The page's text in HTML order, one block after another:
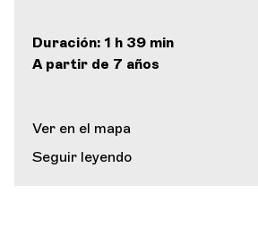
Duración: 1 h 39 min
A partir de 7 años
Ver en el mapa
Seguir leyendo